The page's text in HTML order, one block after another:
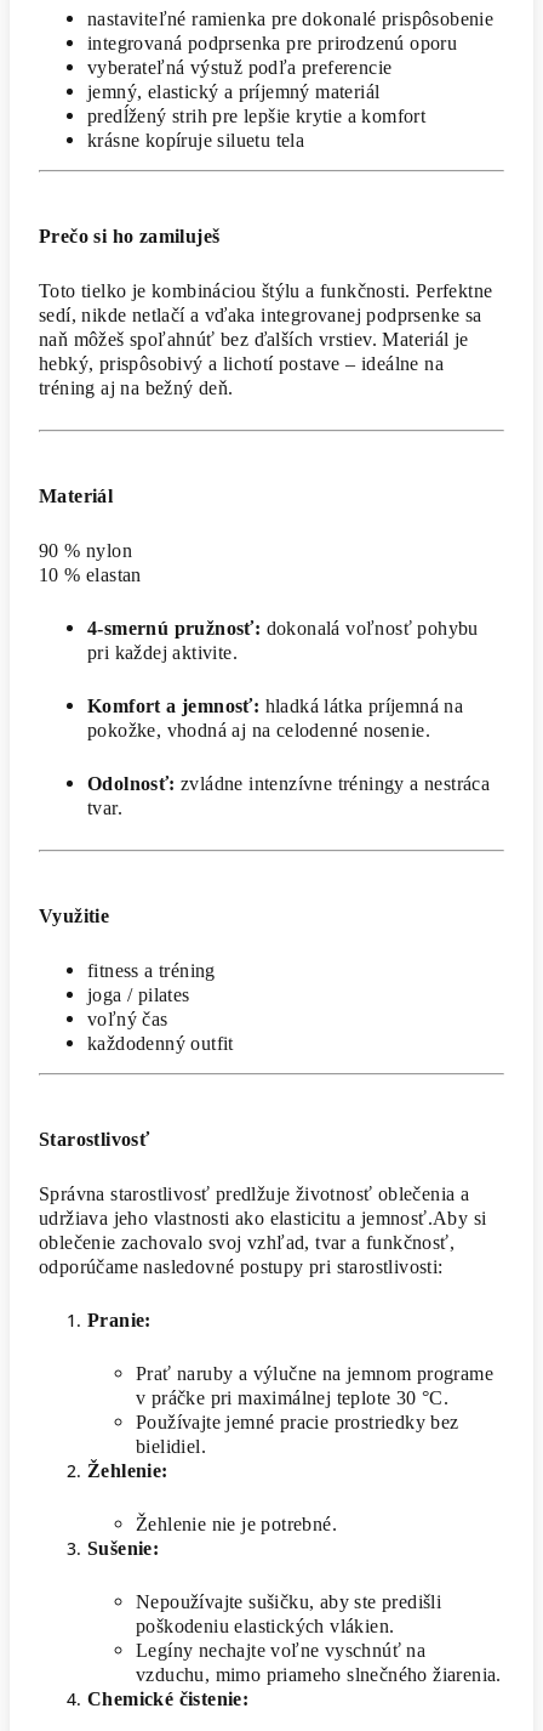
nastaviteľné ramienka pre dokonalé prispôsobenie
integrovaná podprsenka pre prirodzenú oporu
vyberateľná výstuž podľa preferencie
jemný, elastický a príjemný materiál
predĺžený strih pre lepšie krytie a komfort
krásne kopíruje siluetu tela
Prečo si ho zamiluješ
Toto tielko je kombináciou štýlu a funkčnosti. Perfektne
sedí, nikde netlačí a vďaka integrovanej podprsenke sa
naň môžeš spoľahnúť bez ďalších vrstiev. Materiál je
hebký, prispôsobivý a lichotí postave – ideálne na
tréning aj na bežný deň.
Materiál
90 % nylon
10 % elastan
4-smernú pružnosť: dokonalá voľnosť pohybu
pri každej aktivite.
Komfort a jemnosť: hladká látka príjemná na
pokožke, vhodná aj na celodenné nosenie.
Odolnosť: zvládne intenzívne tréningy a nestráca
tvar.
Využitie
fitness a tréning
joga / pilates
voľný čas
každodenný outfit
Starostlivosť
Správna starostlivosť predlžuje životnosť oblečenia a
udržiava jeho vlastnosti ako elasticitu a jemnosť.Aby si
oblečenie zachovalo svoj vzhľad, tvar a funkčnosť,
odporúčame nasledovné postupy pri starostlivosti:
Pranie:
Prať naruby a výlučne na jemnom programe
v práčke pri maximálnej teplote 30 °C.
Používajte jemné pracie prostriedky bez
bielidiel.
Žehlenie:
Žehlenie nie je potrebné.
Sušenie:
Nepoužívajte sušičku, aby ste predišli
poškodeniu elastických vlákien.
Legíny nechajte voľne vyschnúť na
vzduchu, mimo priameho slnečného žiarenia.
Chemické čistenie: